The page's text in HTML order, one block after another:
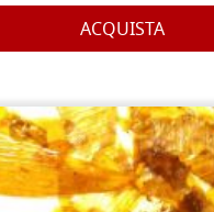
ACQUISTA